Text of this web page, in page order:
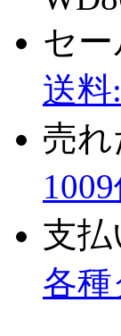
セ
送料
売
支払
各種